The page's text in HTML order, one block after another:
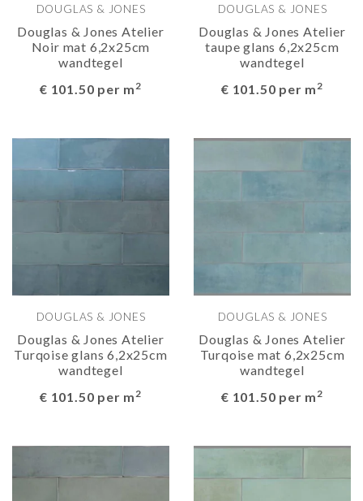
DOUGLAS & JONES
Douglas & Jones Atelier
Noir mat 6,2x25cm
wandtegel
€ 101.50 per m2
DOUGLAS & JONES
Douglas & Jones Atelier
taupe glans 6,2x25cm
wandtegel
€ 101.50 per m2
DOUGLAS & JONES
Douglas & Jones Atelier
Turqoise glans 6,2x25cm
wandtegel
€ 101.50 per m2
DOUGLAS & JONES
Douglas & Jones Atelier
Turqoise mat 6,2x25cm
wandtegel
€ 101.50 per m2